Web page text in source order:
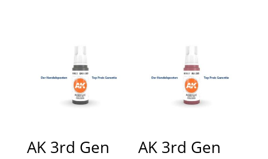
AK 3rd Gen
AK 3rd Gen